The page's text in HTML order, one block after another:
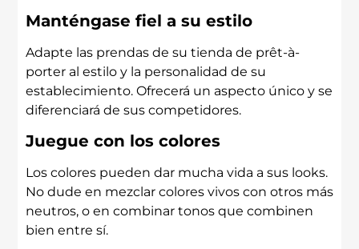
Manténgase fiel a su estilo
Adapte las prendas de su tienda de prêt-à-
porter al estilo y la personalidad de su
establecimiento. Ofrecerá un aspecto único y se
diferenciará de sus competidores.
Juegue con los colores
Los colores pueden dar mucha vida a sus looks.
No dude en mezclar colores vivos con otros más
neutros, o en combinar tonos que combinen
bien entre sí.